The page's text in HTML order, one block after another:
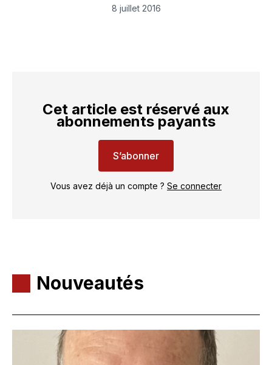
LinkedInFacebookWhatsApp
8 juillet 2016
Cet article est réservé aux
abonnements payants
S’abonner
Vous avez déjà un compte ? Se connecter
Nouveautés